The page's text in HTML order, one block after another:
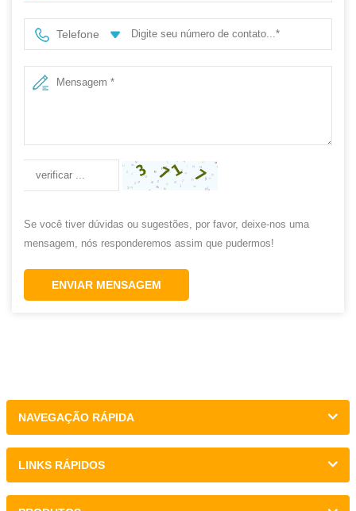
Telefone
Se você tiver dúvidas ou sugestões, por favor, deixe-nos uma
mensagem, nós responderemos assim que pudermos!
ENVIAR MENSAGEM
NAVEGAÇÃO RÁPIDA
LINKS RÁPIDOS